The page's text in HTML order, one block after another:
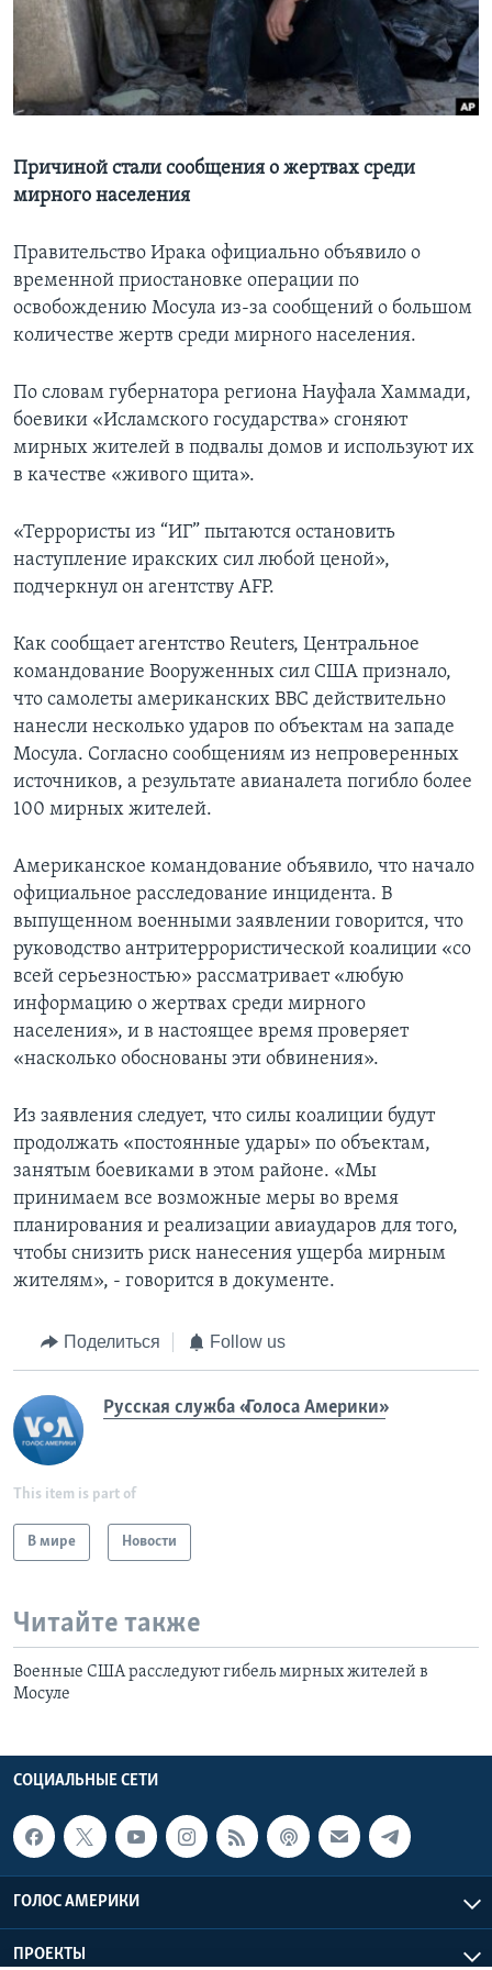
Learning English
СОЦИАЛЬНЫЕ СЕТИ
Языки
Причиной стали сообщения о жертвах среди
мирного населения
Правительство Ирака официально объявило о
временной приостановке операции по
освобождению Мосула из-за сообщений о большом
количестве жертв среди мирного населения.
По словам губернатора региона Науфала Хаммади,
боевики «Исламского государства» сгоняют
мирных жителей в подвалы домов и используют их
в качестве «живого щита».
«Террористы из “ИГ” пытаются остановить
наступление иракских сил любой ценой»,
подчеркнул он агентству AFP.
Как сообщает агентство Reuters, Центральное
командование Вооруженных сил США признало,
что самолеты американских ВВС действительно
нанесли несколько ударов по объектам на западе
Мосула. Согласно сообщениям из непроверенных
источников, а результате авианалета погибло более
100 мирных жителей.
Американское командование объявило, что начало
официальное расследование инцидента. В
выпущенном военными заявлении говорится, что
руководство антритеррористической коалиции «со
всей серьезностью» рассматривает «любую
информацию о жертвах среди мирного
населения», и в настоящее время проверяет
«насколько обоснованы эти обвинения».
Из заявления следует, что силы коалиции будут
продолжать «постоянные удары» по объектам,
занятым боевиками в этом районе. «Мы
принимаем все возможные меры во время
планирования и реализации авиаударов для того,
чтобы снизить риск нанесения ущерба мирным
жителям», - говорится в документе.
Поделиться Follow us
Русская служба «Голоса Америки»
This item is part of
В мире Новости
Читайте также
Военные США расследуют гибель мирных жителей в
Мосуле
СОЦИАЛЬНЫЕ СЕТИ
ГОЛОС АМЕРИКИ
ПРОЕКТЫ